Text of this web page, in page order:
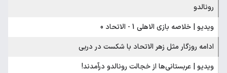
رونالدو
ویدیو | خلاصه بازی الاهلی 1 - الاتحاد 0
ادامه روزگار مثل زهر الاتحاد با شکست در دربی
ویدیو | عربستانی‌ها از خجالت رونالدو درآمدند!